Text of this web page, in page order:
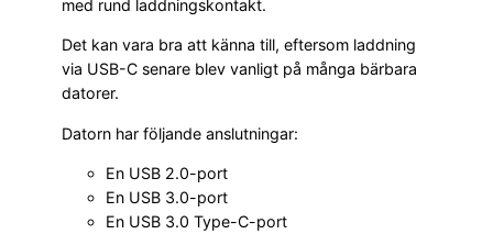
med rund laddningskontakt.
Det kan vara bra att känna till, eftersom laddning
via USB-C senare blev vanligt på många bärbara
datorer.
Datorn har följande anslutningar:
En USB 2.0-port
En USB 3.0-port
En USB 3.0 Type-C-port